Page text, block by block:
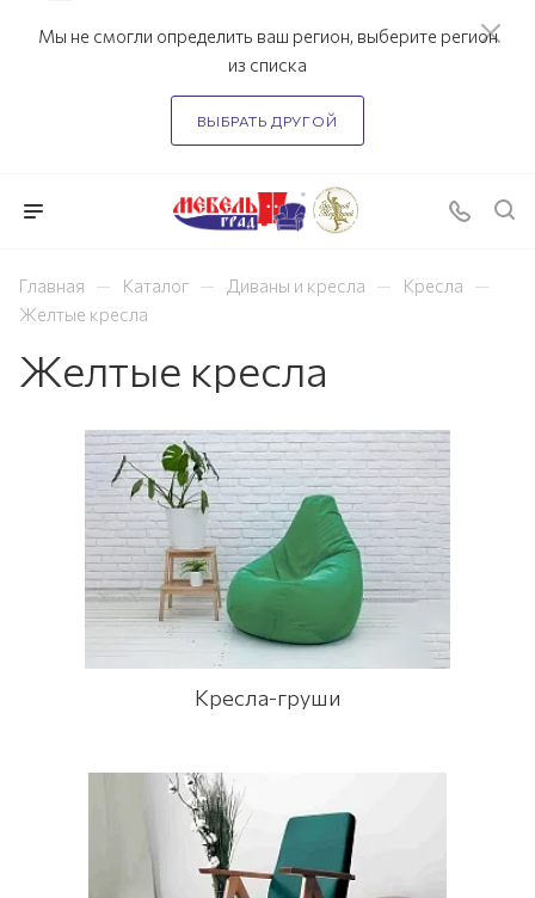
Мы не смогли определить ваш регион, выберите регион
из списка
ВЫБРАТЬ ДРУГОЙ
Главная — Каталог — Диваны и кресла — Кресла —
Желтые кресла
Желтые кресла
Кресла-груши